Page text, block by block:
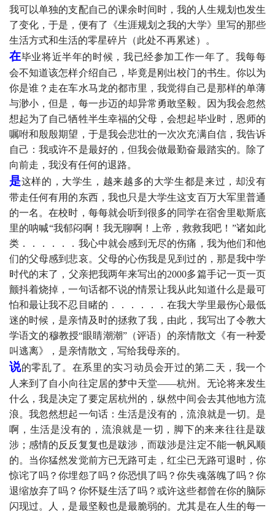
我可以单独的支配自己的课余时间时，我的人生规划也发生
了变化，于是，便有了《生涯规划之我的大学》里写的那些
生活方式和生活的零星碎片（此处不再累述）。
在毕业将近半年的时候，我已经参加工作一年了。我每每
会不知道该怎样介绍自己，毕竟是刚出校门的书生。你以为
你是谁？走在车水马龙的都市里，我觉得自己是那样的单薄
与渺小，但是，每一步迈的却异常勇敢坚毅。因为我会忽然
想起为了自己牺牲半生幸福的父母，会想起毕业时，恩师的
嘱咐和殷殷期望，于是我会悲壮的一次次充满自信，我告诉
自己：我或许不是最好的，但我会做最勤奋最踏实的。除了
向前走，我没有任何的退路。
是这样的，大学生，越来越多的大学生都是来过，却没有
带走任何有用的东西，我也只是大学生这支百万大军里普通
的一名。在校时，每每就会听到很多的同学在宿舍里歇斯底
里的呐喊“我郁闷啊！我无聊啊！上帝，救救我吧！”诸如此
类．．．．．．我心中就会感到无尽的伤痛，我为他们和他
们的父母感到悲哀。父母的心伤我是见到过的，那是我中学
时代的末了，父亲把我两年来写出的2000多篇手记一页一页
颤抖着烧掉，一句话都不说的情景让我从此知道什么是最可
怕和最让我不忍目睹的．．．．．．在我大学里最伤心最低
迷的时候，是亲情及时的拯救了我，由此，我写出了令教大
学语文的穆教授“眼睛潮潮”（评语）的亲情散文《有一种爱
叫逃离》，是亲情散文，写给我母亲的。
说的零乱了。在系里的实习动员会开过的第二天，我一个
人来到了自小向往定居的梦中天堂——杭州。无论将来发生
什么，我是决定了要定居杭州的，纵然中间会去其他地方流
浪。我忽然想起一句话：生活是没有的，流浪就是一切。是
啊，生活是没有的，流浪就是一切， 脚下的来来往往是跋
涉；感情的反反复复也是跋涉，而跋涉是注定不能一帆风顺
的。当你猛然发觉前方已无路可走，红尘已无路可退时，你
惊诧了吗？你埋怨了吗？你恐惧了吗？你失魂落魄了吗？你
退缩放弃了吗？你怀疑生活了吗？或许这些都曾在你的脑际
闪现过。人，是最坚毅也是最脆弱的。尤其是在人生的每一